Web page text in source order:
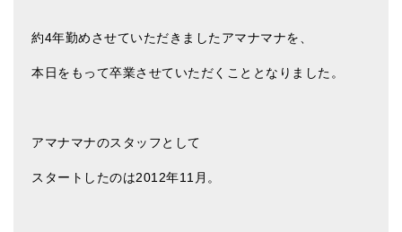
カートを見る
商品一覧
チベット・シンギングボウル
新・鍛造スペシャル
約4年勤めさせていただきましたアマナマナを、
本日をもって卒業させていただくこととなりました。
アマナマナのスタッフとして
スタートしたのは2012年11月。